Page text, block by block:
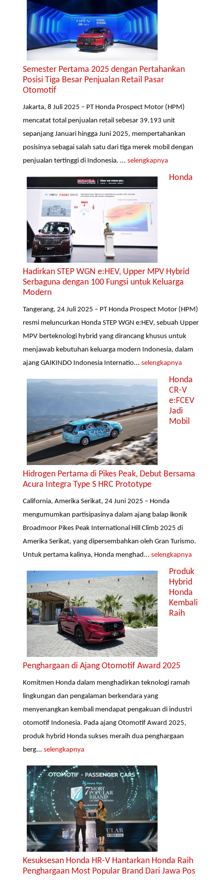
Semester Pertama 2025 dengan Pertahankan
Posisi Tiga Besar Penjualan Retail Pasar
Otomotif
Jakarta, 8 Juli 2025 – PT Honda Prospect Motor (HPM)
mencatat total penjualan retail sebesar 39.193 unit
sepanjang Januari hingga Juni 2025, mempertahankan
posisinya sebagai salah satu dari tiga merek mobil dengan
penjualan tertinggi di Indonesia. ...selengkapnya
Honda
Hadirkan STEP WGN e:HEV, Upper MPV Hybrid
Serbaguna dengan 100 Fungsi untuk Keluarga
Modern
Tangerang, 24 Juli 2025 – PT Honda Prospect Motor (HPM)
resmi meluncurkan Honda STEP WGN e:HEV, sebuah Upper
MPV berteknologi hybrid yang dirancang khusus untuk
menjawab kebutuhan keluarga modern Indonesia, dalam
ajang GAIKINDO Indonesia Internatio...selengkapnya
Honda
CR-V
e:FCEV
Jadi
Mobil
Hidrogen Pertama di Pikes Peak, Debut Bersama
Acura Integra Type S HRC Prototype
California, Amerika Serikat, 24 Juni 2025 – Honda
mengumumkan partisipasinya dalam ajang balap ikonik
Broadmoor Pikes Peak International Hill Climb 2025 di
Amerika Serikat, yang dipersembahkan oleh Gran Turismo.
Untuk pertama kalinya, Honda menghad...selengkapnya
Produk
Hybrid
Honda
Kembali
Raih
Penghargaan di Ajang Otomotif Award 2025
Komitmen Honda dalam menghadirkan teknologi ramah
lingkungan dan pengalaman berkendara yang
menyenangkan kembali mendapat pengakuan di industri
otomotif Indonesia. Pada ajang Otomotif Award 2025,
produk hybrid Honda sukses meraih dua penghargaan
berg...selengkapnya
Kesuksesan Honda HR-V Hantarkan Honda Raih
Penghargaan Most Popular Brand Dari Jawa Pos